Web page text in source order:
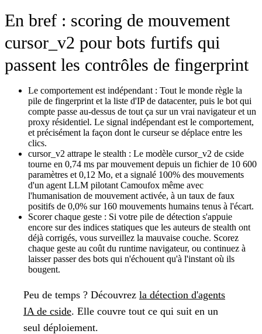
En bref : scoring de mouvement
cursor_v2 pour bots furtifs qui
passent les contrôles de fingerprint
Le comportement est indépendant : Tout le monde règle la
pile de fingerprint et la liste d'IP de datacenter, puis le bot qui
compte passe au-dessus de tout ça sur un vrai navigateur et un
proxy résidentiel. Le signal indépendant est le comportement,
et précisément la façon dont le curseur se déplace entre les
clics.
cursor_v2 attrape le stealth : Le modèle cursor_v2 de cside
tourne en 0,74 ms par mouvement depuis un fichier de 10 600
paramètres et 0,12 Mo, et a signalé 100% des mouvements
d'un agent LLM pilotant Camoufox même avec
l'humanisation de mouvement activée, à un taux de faux
positifs de 0,0% sur 160 mouvements humains tenus à l'écart.
Scorer chaque geste : Si votre pile de détection s'appuie
encore sur des indices statiques que les auteurs de stealth ont
déjà corrigés, vous surveillez la mauvaise couche. Scorez
chaque geste au coût du runtime navigateur, ou continuez à
laisser passer des bots qui n'échouent qu'à l'instant où ils
bougent.
Peu de temps ? Découvrez la détection d'agents
IA de cside. Elle couvre tout ce qui suit en un
seul déploiement.